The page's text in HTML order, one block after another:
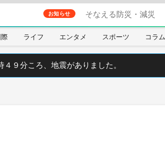
お知らせ そなえる防災・減災
ライフ エンタメ スポーツ コラム
９分ころ、地震がありました。